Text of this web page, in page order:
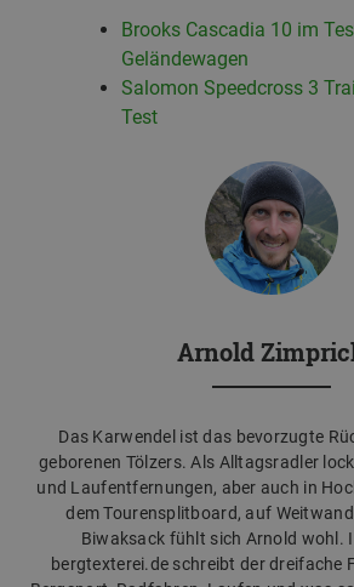
Brooks Cascadia 10 im
Geländewagen
Salomon Speedcross 3
Test
Arnold
Das Karwendel ist das bevorzugte
geborenen Tölzers. Als Alltagsradler
und Laufentfernungen, aber auch in
dem Tourensplitboard, auf
Biwaksack fühlt sich Arnold wohl.
bergtexterei.de schreibt der dreifache